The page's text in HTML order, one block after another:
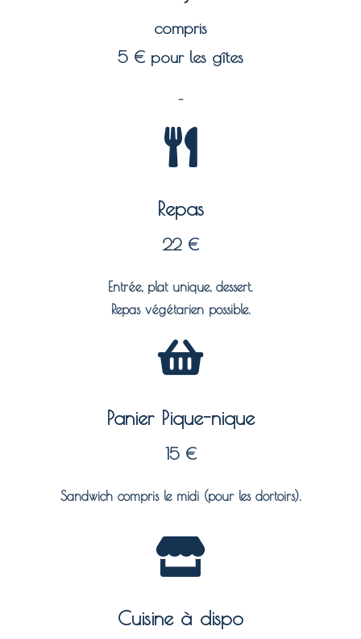
compris
5 € pour les gîtes
–
Repas
22 €
Entrée, plat unique, dessert.
Repas végétarien possible.
Panier Pique-nique
15 €
Sandwich compris le midi (pour les dortoirs).
Cuisine à dispo